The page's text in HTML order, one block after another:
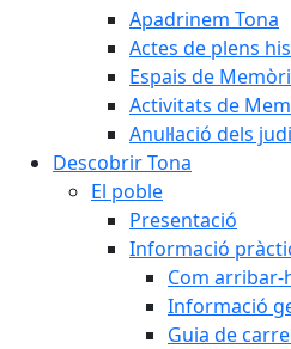
Apadrinem Tona
Actes de plens
Espais de
Activitats de
Anul·lació dels
Descobrir Tona
El poble
Presentació
Informació
Com arribar-
Informació
Guia de